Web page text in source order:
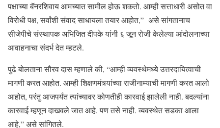
पक्षाच्या बॅनरशिवाय आमच्यात सामील होऊ शकतो. आम्ही सत्ताधारी असोत वा
विरोधी पक्ष, सर्वांशी संवाद साधायला तयार आहोत,” असे सांगतानाच
सीजेपीचे संस्थापक अभिजित दीपके यांनी ६ जून रोजी केलेल्या आंदोलनाच्या
आवाहनाचा संदर्भ देत म्हटले.
पुढे बोलताना सौरव दास म्हणाले की, “आम्ही व्यवस्थेमध्ये उत्तरदायित्वाची
मागणी करत आहोत. आम्ही शिक्षणमंत्र्यांच्या राजीनाम्याची मागणी करत आलो
आहोत, परंतु आजपर्यंत त्यांच्यावर कोणतीही कारवाई झालेली नाही. बदल्यांना
कारवाई म्हणून दाखवले जात आहे. पण तसे नाही. व्यवस्थेत सडका आला
आहे,” असे सांगितले.